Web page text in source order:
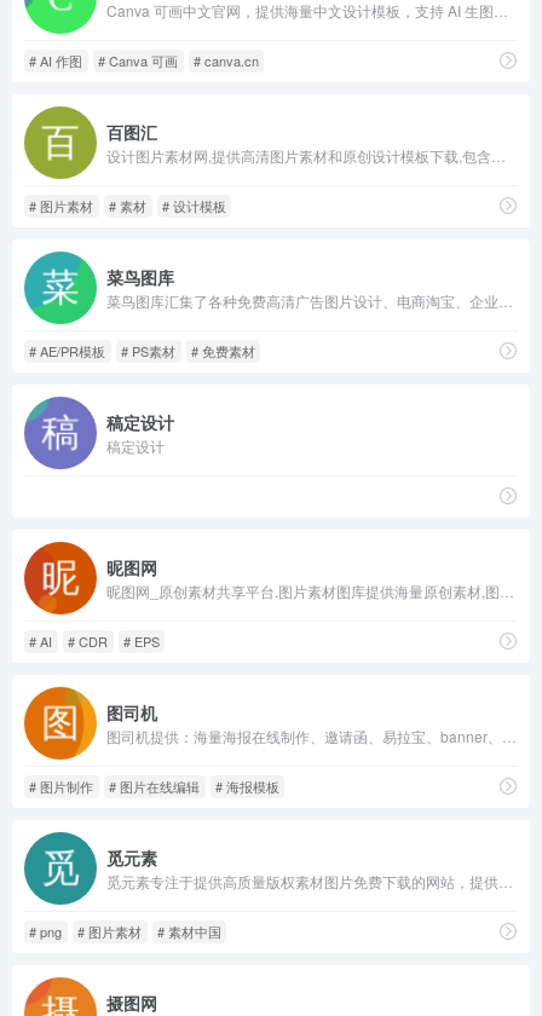
# AI 作图 # Canva 可画 # canva.cn
百图汇
# 图片素材 # 素材 # 设计模板
菜鸟图库
# AE/PR模板 # PS素材 # 免费素材
稿定设计
稿定设计
昵图网
# AI # CDR # EPS
图司机
# 图片制作 # 图片在线编辑 # 海报模板
觅元素
# png # 图片素材 # 素材中国
摄图网